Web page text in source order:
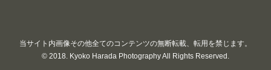
当サイト内画像その他全てのコンテンツの無断転載、転用を禁じます。
© 2018. Kyoko Harada Photography All Rights Reserved.